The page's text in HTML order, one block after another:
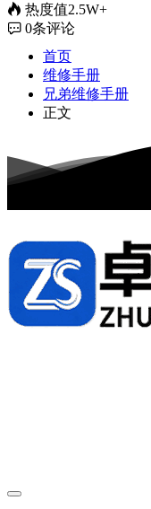
热度值2.5W+
0条评论
首页
维修手册
兄弟维修手册
正文